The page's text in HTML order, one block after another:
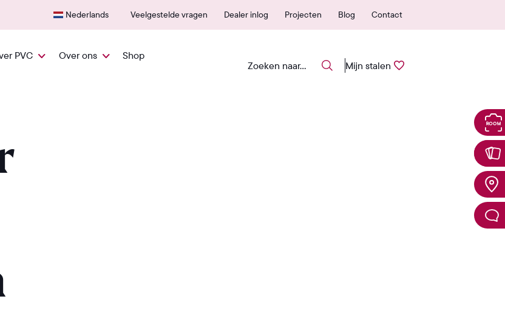
Snel vanuit NL geleverd 600+ erkende verkooppunten
Nederlands Veelgestelde vragen Dealer inlog Projecten Blog Contact
PVC Over ons Shop
Mijn stalen